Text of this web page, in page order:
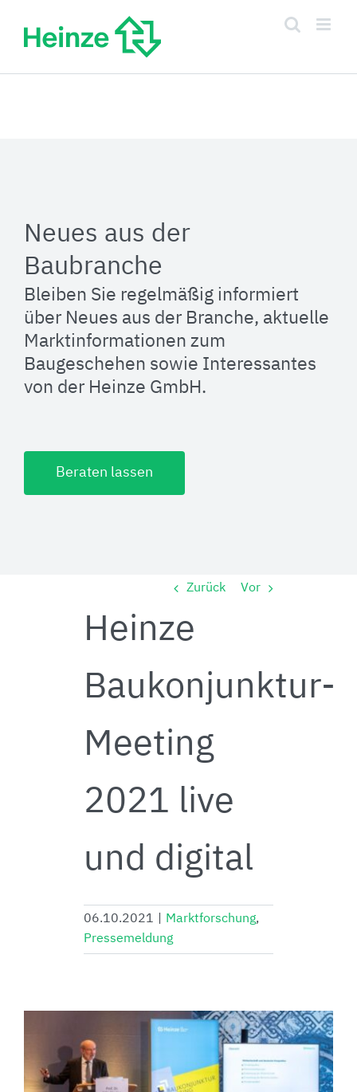
Inhalt
springen
Neues aus der
Baubranche
Bleiben Sie regelmäßig informiert
über Neues aus der Branche, aktuelle
Marktinformationen zum
Baugeschehen sowie Interessantes
von der Heinze GmbH.
Beraten lassen
Zurück Vor
Heinze
Baukonjunktur-
Meeting
2021 live
und digital
06.10.2021 Marktforschung,
Pressemeldung